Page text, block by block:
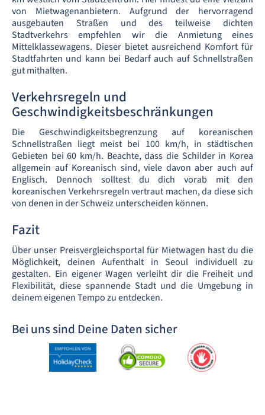
von Mietwagenanbietern. Aufgrund der hervorragend
ausgebauten Straßen und des teilweise dichten
Stadtverkehrs empfehlen wir die Anmietung eines
Mittelklassewagens. Dieser bietet ausreichend Komfort für
Stadtfahrten und kann bei Bedarf auch auf Schnellstraßen
gut mithalten.
Verkehrsregeln und
Geschwindigkeitsbeschränkungen
Die Geschwindigkeitsbegrenzung auf koreanischen
Schnellstraßen liegt meist bei 100 km/h, in städtischen
Gebieten bei 60 km/h. Beachte, dass die Schilder in Korea
allgemein auf Koreanisch sind, viele davon aber auch auf
Englisch. Dennoch solltest du dich vorab mit den
koreanischen Verkehrsregeln vertraut machen, da diese sich
von denen in der Schweiz unterscheiden können.
Fazit
Über unser Preisvergleichsportal für Mietwagen hast du die
Möglichkeit, deinen Aufenthalt in Seoul individuell zu
gestalten. Ein eigener Wagen verleiht dir die Freiheit und
Flexibilität, diese spannende Stadt und die Umgebung in
deinem eigenen Tempo zu entdecken.
Bei uns sind Deine Daten sicher